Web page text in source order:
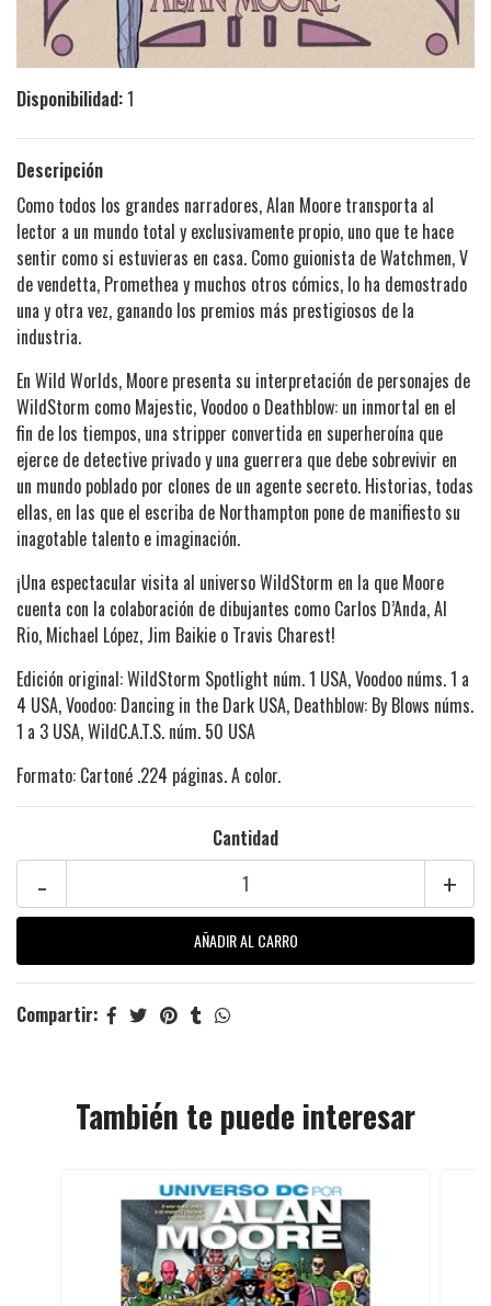
Disponibilidad:1
Descripción
Como todos los grandes narradores, Alan Moore transporta al
lector a un mundo total y exclusivamente propio, uno que te hace
sentir como si estuvieras en casa. Como guionista de Watchmen, V
de vendetta, Promethea y muchos otros cómics, lo ha demostrado
una y otra vez, ganando los premios más prestigiosos de la
industria.
En Wild Worlds, Moore presenta su interpretación de personajes de
WildStorm como Majestic, Voodoo o Deathblow: un inmortal en el
fin de los tiempos, una stripper convertida en superheroína que
ejerce de detective privado y una guerrera que debe sobrevivir en
un mundo poblado por clones de un agente secreto. Historias, todas
ellas, en las que el escriba de Northampton pone de manifiesto su
inagotable talento e imaginación.
¡Una espectacular visita al universo WildStorm en la que Moore
cuenta con la colaboración de dibujantes como Carlos D’Anda, Al
Rio, Michael López, Jim Baikie o Travis Charest!
Edición original: WildStorm Spotlight núm. 1 USA, Voodoo núms. 1 a
4 USA, Voodoo: Dancing in the Dark USA, Deathblow: By Blows núms.
1 a 3 USA, WildC.A.T.S. núm. 50 USA
Formato: Cartoné .224 páginas. A color.
Cantidad
+
-
Compartir:
También te puede interesar